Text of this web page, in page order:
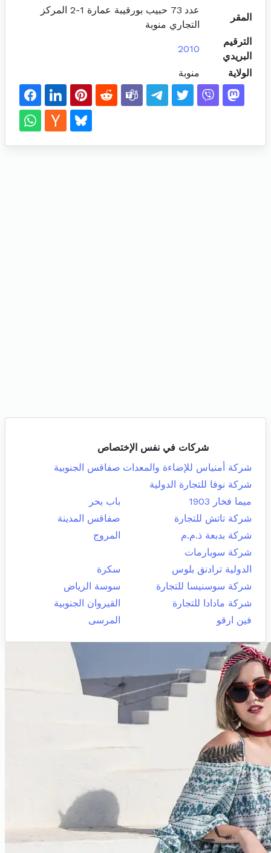
المقر
عدد 73 حبيب بورقيبة عمارة 1-2 المركز
التجاري منوبة
الترقيم
البريدي
2010
الولاية منوبة
شركات في نفس الإختصاص
شركة أمنياس للإضاءة والمعدات صفاقس الجنوبية
شركة نوفا للتجارة الدولية
ميما فخار 1903
باب بحر
شركة تاتش للتجارة
صفاقس المدينة
شركة بدبعة ذ.م.م
المروج
شركة سوبارمات
الدولية ترادنق بلوس
سكرة
شركة سوسنيسا للتجارة
سوسة الرياض
شركة مادادا للتجارة
القيروان الجنوبية
فين ارقو
المرسى